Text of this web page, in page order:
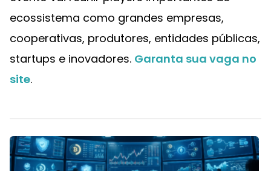
ecossistema como grandes empresas,
cooperativas, produtores, entidades públicas,
startups e inovadores. Garanta sua vaga no
site.